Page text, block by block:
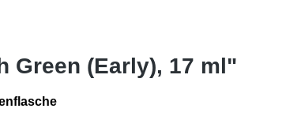
Green (Early), 17 ml"